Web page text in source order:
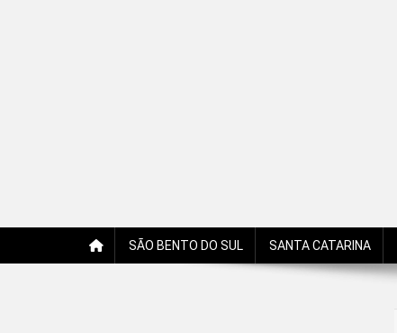
SÃO BENTO DO SUL SANTA CATARINA